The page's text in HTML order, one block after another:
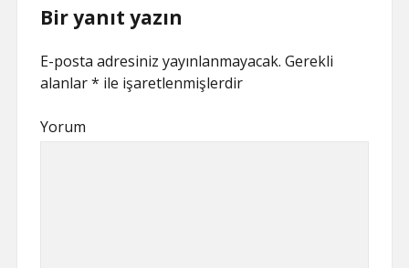
Bir yanıt yazın
E-posta adresiniz yayınlanmayacak. Gerekli
alanlar* ile işaretlenmişlerdir
Yorum